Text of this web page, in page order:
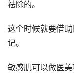
祛除的。
这个时候就要借
记。
敏感肌可以做医